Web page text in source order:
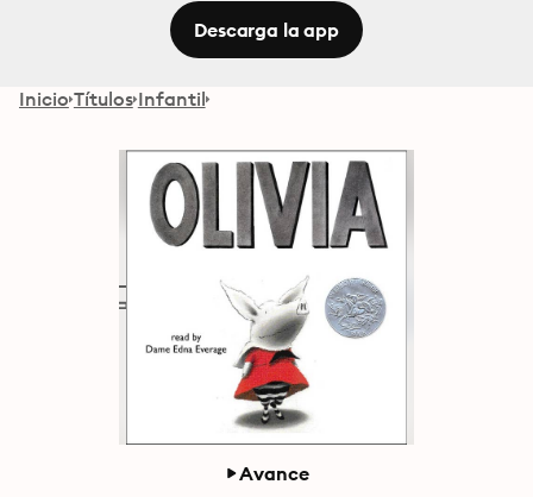
Descarga la app
Inicio Títulos Infantil
Avance